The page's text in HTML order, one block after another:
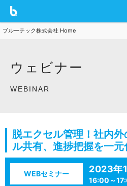
ブルーテック株式会社 Home
ウェビナー
WEBINAR
脱エクセル管理！社内
ル共有、進捗把握を一
WEBセミナー 2023年
16:00～